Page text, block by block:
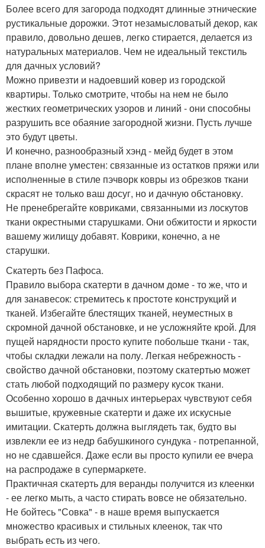
Более всего для загорода подходят длинные этнические
рустикальные дорожки. Этот незамысловатый декор, как
правило, довольно дешев, легко стирается, делается из
натуральных материалов. Чем не идеальный текстиль
для дачных условий?
Можно привезти и надоевший ковер из городской
квартиры. Только смотрите, чтобы на нем не было
жестких геометрических узоров и линий - они способны
разрушить все обаяние загородной жизни. Пусть лучше
это будут цветы.
И конечно, разнообразный хэнд - мейд будет в этом
плане вполне уместен: связанные из остатков пряжи или
исполненные в стиле пэчворк ковры из обрезков ткани
скрасят не только ваш досуг, но и дачную обстановку.
Не пренебрегайте ковриками, связанными из лоскутов
ткани окрестными старушками. Они обжитости и яркости
вашему жилищу добавят. Коврики, конечно, а не
старушки.
Скатерть без Пафоса.
Правило выбора скатерти в дачном доме - то же, что и
для занавесок: стремитесь к простоте конструкций и
тканей. Избегайте блестящих тканей, неуместных в
скромной дачной обстановке, и не усложняйте крой. Для
пущей нарядности просто купите побольше ткани - так,
чтобы складки лежали на полу. Легкая небрежность -
свойство дачной обстановки, поэтому скатертью может
стать любой подходящий по размеру кусок ткани.
Особенно хорошо в дачных интерьерах чувствуют себя
вышитые, кружевные скатерти и даже их искусные
имитации. Скатерть должна выглядеть так, будто вы
извлекли ее из недр бабушкиного сундука - потрепанной,
но не сдавшейся. Даже если вы просто купили ее вчера
на распродаже в супермаркете.
Практичная скатерть для веранды получится из клеенки
- ее легко мыть, а часто стирать вовсе не обязательно.
Не бойтесь "Совка" - в наше время выпускается
множество красивых и стильных клеенок, так что
выбрать есть из чего.